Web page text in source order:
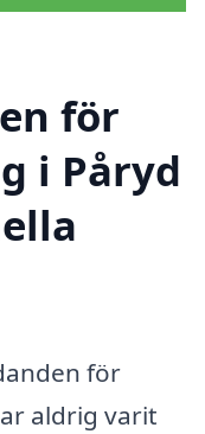
för
i Påryd
för
aldrig varit